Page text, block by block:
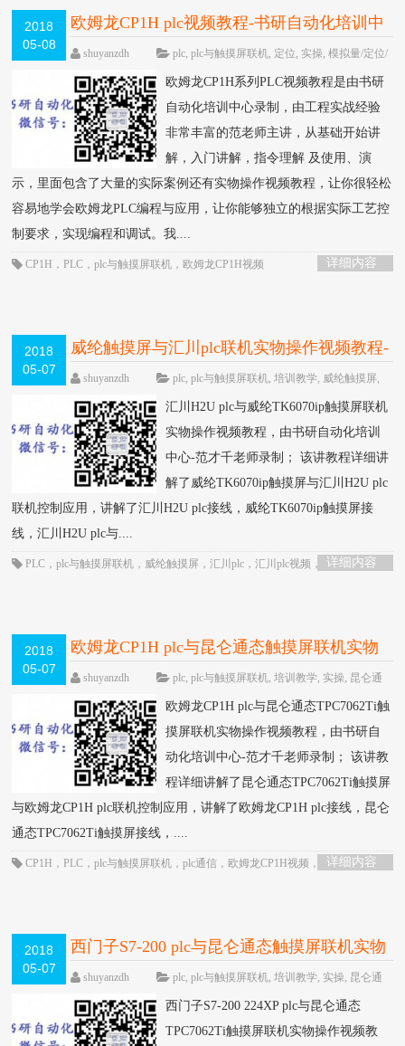
2018
05-08
欧姆龙CP1H plc视频教程-书研自动化培训中
心制作 HOT
shuyanzdh plc,plc与触摸屏联机, 定位, 实操,模拟量/定位/
论
欧姆龙CP1H系列PLC视频教程是由书研
自动化培训中心录制，由工程实战经验
非常丰富的范老师主讲，从基础开始讲
解，入门讲解，指令理解 及使用、演
示，里面包含了大量的实际案例还有实物操作视频教程，让你很轻松
容易地学会欧姆龙PLC编程与应用，让你能够独立的根据实际工艺控
制要求，实现编程和调试。我....
详细内容
CP1H ，PLC ，plc与触摸屏联机 ， 欧姆龙CP1H视频
2018
05-07
威纶触摸屏与汇川plc联机实物操作视频教程-
书研自动化培训中心制作
HOT
shuyanzdh plc,plc与触摸屏联机,培训教学, 威纶触摸屏,
关闭评论
汇川H2U plc与威纶TK6070ip触摸屏联机
实物操作视频教程，由书研自动化培训
中心-范才千老师录制； 该讲教程详细讲
解了威纶TK6070ip触摸屏与汇川H2U plc
联机控制应用，讲解了汇川H2U plc接线，威纶TK6070ip触摸屏接
线，汇川H2U plc与....
详细内容
PLC ，plc与触摸屏联机 ， 威纶触摸屏 ，汇川plc ，汇川plc视频 ，
汇川plc通
2018
05-07
欧姆龙CP1H plc与昆仑通态触摸屏联机实物
操作视频教程-书研自动化培训中心制作
HOT
shuyanzdh plc,plc与触摸屏联机,培训教学, 实操, 昆仑通
观3408次
已关闭评论
欧姆龙CP1H plc与昆仑通态TPC7062Ti触
摸屏联机实物操作视频教程，由书研自
动化培训中心-范才千老师录制； 该讲教
程详细讲解了昆仑通态TPC7062Ti触摸屏
与欧姆龙CP1H plc联机控制应用，讲解了欧姆龙CP1H plc接线，昆仑
通态TPC7062Ti触摸屏接线，....
详细内容
CP1H ，PLC ，plc与触摸屏联机 ，plc通信 ， 欧姆龙CP1H视频 ， 触摸屏
2018
05-07
西门子S7-200 plc与昆仑通态触摸屏联机实物
操作视频教程-书研自动化培训中心制作
HOT
shuyanzdh plc,plc与触摸屏联机,培训教学, 实操, 昆仑通
围观3487次
已关闭评论
西门子S7-200 224XP plc与昆仑通态
TPC7062Ti触摸屏联机实物操作视频教